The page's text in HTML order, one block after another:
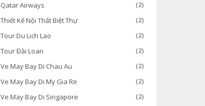
Qatar Airways (2)
Thiết Kế Nội Thất Biệt Thự (2)
Tour Du Lich Lao (2)
Tour Đài Loan (2)
Ve May Bay Di Chau Au (2)
Ve May Bay Di My Gia Re (2)
Ve May Bay Di Singapore (2)